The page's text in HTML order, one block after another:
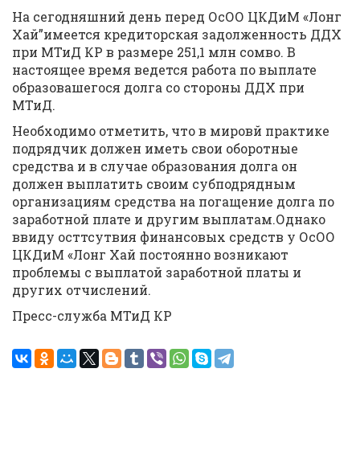
На сегодняшний день перед ОсОО ЦКДиМ «Лонг
Хай”имеется кредиторская задолженность ДДХ
при МТиД КР в размере 251,1 млн сомво. В
настоящее время ведется работа по выплате
образовашегося долга со стороны ДДХ при
МТиД.
Необходимо отметить, что в мировй практике
подрядчик должен иметь свои оборотные
средства и в случае образования долга он
должен выплатить своим субподрядным
организациям средства на погащение долга по
заработной плате и другим выплатам.Однако
ввиду осттсутвия финансовых средств у ОсОО
ЦКДиМ «Лонг Хай постоянно возникают
проблемы с выплатой заработной платы и
других отчислений.
Пресс-служба МТиД КР